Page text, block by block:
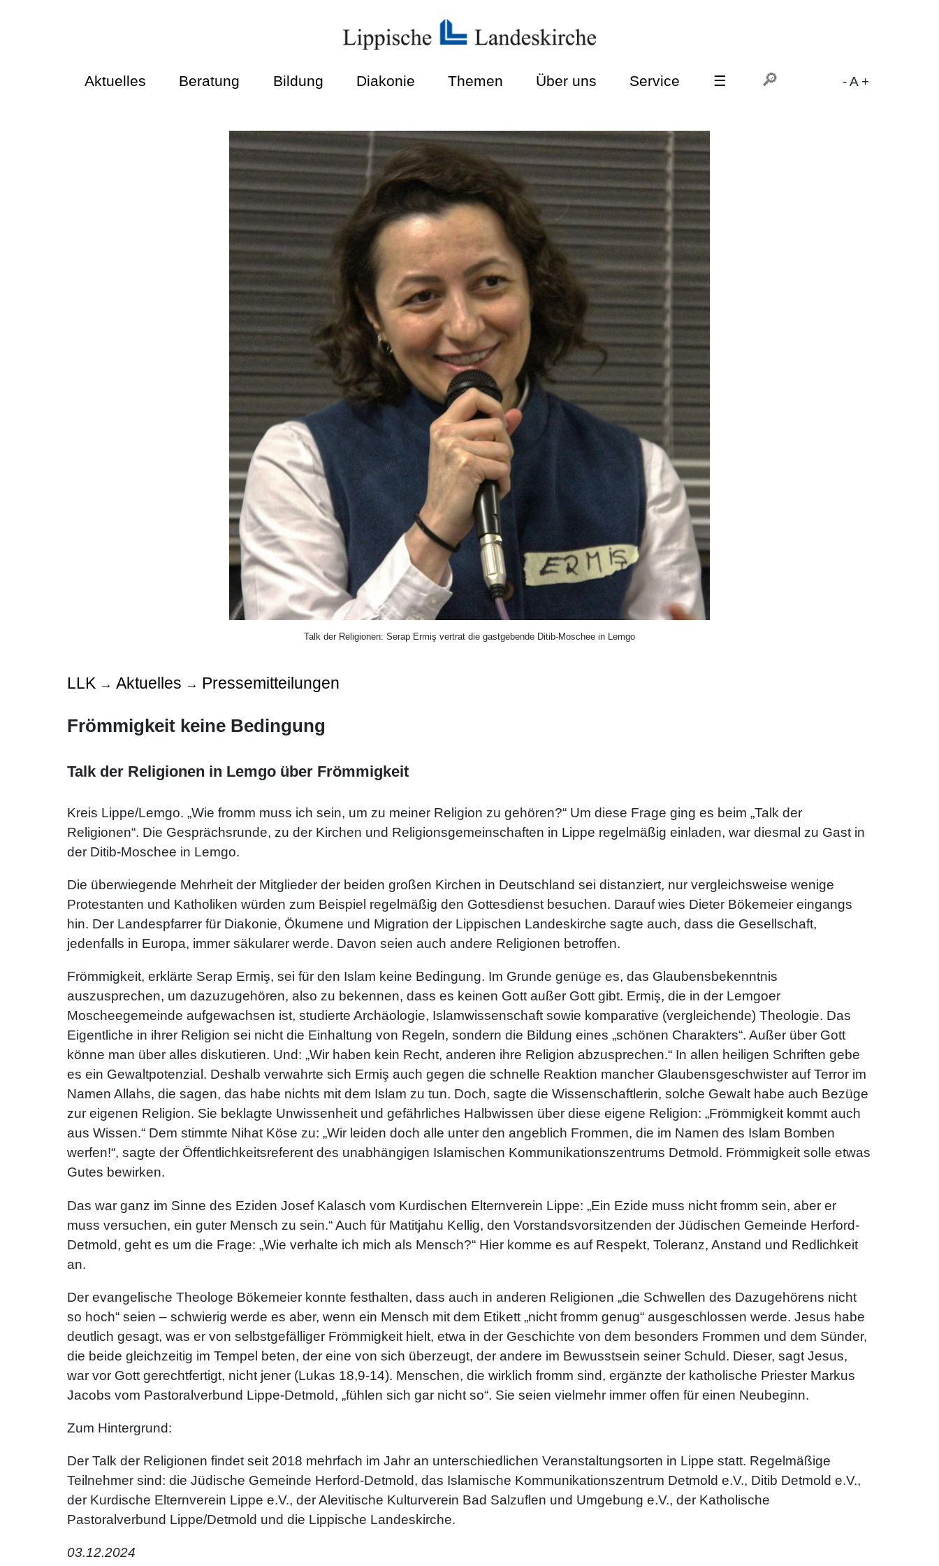
Aktuelles Beratung Bildung Diakonie Themen Über uns Service ☰ -A +
Talk der Religionen: Serap Ermiş vertrat die gastgebende Ditib-Moschee in Lemgo
LLK→ Aktuelles → Pressemitteilungen
Frömmigkeit keine Bedingung
Talk der Religionen in Lemgo über Frömmigkeit
Kreis Lippe/Lemgo. „Wie fromm muss ich sein, um zu meiner Religion zu gehören?“ Um diese Frage ging es beim „Talk der
Religionen“. Die Gesprächsrunde, zu der Kirchen und Religionsgemeinschaften in Lippe regelmäßig einladen, war diesmal zu Gast in
der Ditib-Moschee in Lemgo.
Die überwiegende Mehrheit der Mitglieder der beiden großen Kirchen in Deutschland sei distanziert, nur vergleichsweise wenige
Protestanten und Katholiken würden zum Beispiel regelmäßig den Gottesdienst besuchen. Darauf wies Dieter Bökemeier eingangs
hin. Der Landespfarrer für Diakonie, Ökumene und Migration der Lippischen Landeskirche sagte auch, dass die Gesellschaft,
jedenfalls in Europa, immer säkularer werde. Davon seien auch andere Religionen betroffen.
Frömmigkeit, erklärte Serap Ermiş, sei für den Islam keine Bedingung. Im Grunde genüge es, das Glaubensbekenntnis
auszusprechen, um dazuzugehören, also zu bekennen, dass es keinen Gott außer Gott gibt. Ermiş, die in der Lemgoer
Moscheegemeinde aufgewachsen ist, studierte Archäologie, Islamwissenschaft sowie komparative (vergleichende) Theologie. Das
Eigentliche in ihrer Religion sei nicht die Einhaltung von Regeln, sondern die Bildung eines „schönen Charakters“. Außer über Gott
könne man über alles diskutieren. Und: „Wir haben kein Recht, anderen ihre Religion abzusprechen.“ In allen heiligen Schriften gebe
es ein Gewaltpotenzial. Deshalb verwahrte sich Ermiş auch gegen die schnelle Reaktion mancher Glaubensgeschwister auf Terror im
Namen Allahs, die sagen, das habe nichts mit dem Islam zu tun. Doch, sagte die Wissenschaftlerin, solche Gewalt habe auch Bezüge
zur eigenen Religion. Sie beklagte Unwissenheit und gefährliches Halbwissen über diese eigene Religion: „Frömmigkeit kommt auch
aus Wissen.“ Dem stimmte Nihat Köse zu: „Wir leiden doch alle unter den angeblich Frommen, die im Namen des Islam Bomben
werfen!“, sagte der Öffentlichkeitsreferent des unabhängigen Islamischen Kommunikationszentrums Detmold. Frömmigkeit solle etwas
Gutes bewirken.
Das war ganz im Sinne des Eziden Josef Kalasch vom Kurdischen Elternverein Lippe: „Ein Ezide muss nicht fromm sein, aber er
muss versuchen, ein guter Mensch zu sein.“ Auch für Matitjahu Kellig, den Vorstandsvorsitzenden der Jüdischen Gemeinde Herford-
Detmold, geht es um die Frage: „Wie verhalte ich mich als Mensch?“ Hier komme es auf Respekt, Toleranz, Anstand und Redlichkeit
an.
Der evangelische Theologe Bökemeier konnte festhalten, dass auch in anderen Religionen „die Schwellen des Dazugehörens nicht
so hoch“ seien – schwierig werde es aber, wenn ein Mensch mit dem Etikett „nicht fromm genug“ ausgeschlossen werde. Jesus habe
deutlich gesagt, was er von selbstgefälliger Frömmigkeit hielt, etwa in der Geschichte von dem besonders Frommen und dem Sünder,
die beide gleichzeitig im Tempel beten, der eine von sich überzeugt, der andere im Bewusstsein seiner Schuld. Dieser, sagt Jesus,
war vor Gott gerechtfertigt, nicht jener (Lukas 18,9-14). Menschen, die wirklich fromm sind, ergänzte der katholische Priester Markus
Jacobs vom Pastoralverbund Lippe-Detmold, „fühlen sich gar nicht so“. Sie seien vielmehr immer offen für einen Neubeginn.
Zum Hintergrund:
Der Talk der Religionen findet seit 2018 mehrfach im Jahr an unterschiedlichen Veranstaltungsorten in Lippe statt. Regelmäßige
Teilnehmer sind: die Jüdische Gemeinde Herford-Detmold, das Islamische Kommunikationszentrum Detmold e.V., Ditib Detmold e.V.,
der Kurdische Elternverein Lippe e.V., der Alevitische Kulturverein Bad Salzuflen und Umgebung e.V., der Katholische
Pastoralverbund Lippe/Detmold und die Lippische Landeskirche.
03.12.2024